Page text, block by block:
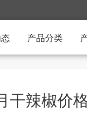
产品分类
干辣椒价